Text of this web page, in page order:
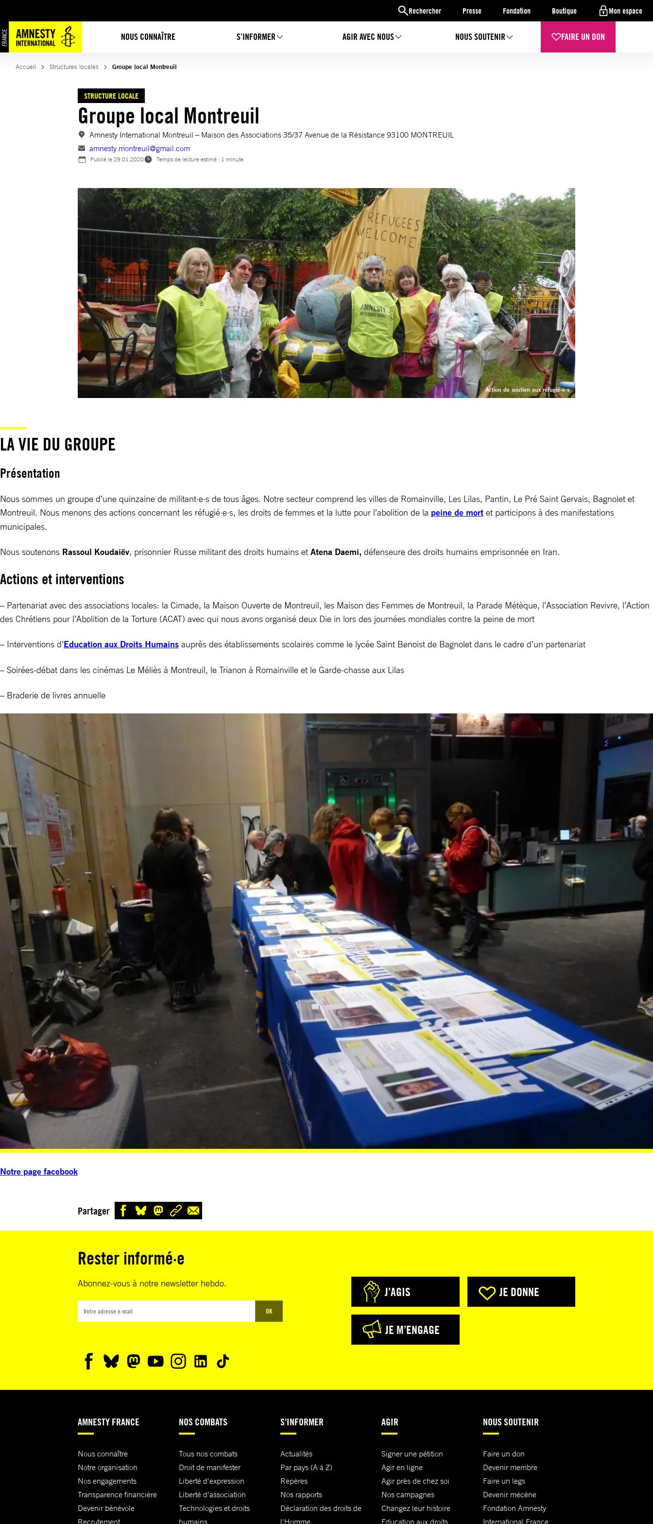
Rechercher Presse Fondation Boutique Mon espace
NOUS CONNAÎTRE S’INFORMER AGIR AVEC NOUS NOUS SOUTENIR FAIRE UN DON
au
contenu
Accueil Structures locales Groupe local Montreuil
STRUCTURE LOCALE
Groupe local Montreuil
Amnesty International Montreuil – Maison des Associations 35/37 Avenue de la Résistance 93100 MONTREUIL
amnesty.montreuil@gmail.com
Publié le29.01.2020 Temps de lecture estimé : 1 minute
Action de soutien aux réfugié·e·s
LA VIE DU GROUPE
Présentation
Nous sommes un groupe d’une quinzaine de militant·e·s de tous âges. Notre secteur comprend les villes de Romainville, Les Lilas, Pantin, Le Pré Saint Gervais, Bagnolet et
Montreuil. Nous menons des actions concernant les réfugié·e·s, les droits de femmes et la lutte pour l’abolition de la peine de mort et participons à des manifestations
municipales.
Nous soutenons Rassoul Koudaiëv, prisonnier Russe militant des droits humains et Atena Daemi, défenseure des droits humains emprisonnée en Iran.
Actions et interventions
– Partenariat avec des associations locales: la Cimade, la Maison Ouverte de Montreuil, les Maison des Femmes de Montreuil, la Parade Métèque, l’Association Revivre, l’Action
des Chrétiens pour l’Abolition de la Torture (ACAT) avec qui nous avons organisé deux Die in lors des journées mondiales contre la peine de mort
– Interventions d’Education aux Droits Humains auprès des établissements scolaires comme le lycée Saint Benoist de Bagnolet dans le cadre d’un partenariat
– Soirées-débat dans les cinémas Le Méliès à Montreuil, le Trianon à Romainville et le Garde-chasse aux Lilas
– Braderie de livres annuelle
Notre page facebook
Partager
Rester informé·e
Abonnez-vous à notre newsletter hebdo.
OK
J’AGIS JE DONNE
JE M’ENGAGE
AMNESTY FRANCE
Nous connaître
Notre organisation
Nos engagements
Transparence financière
Devenir bénévole
Recrutement
NOS COMBATS
Tous nos combats
Droit de manifester
Liberté d'expression
Liberté d'association
Technologies et droits
humains
S'INFORMER
Actualités
Par pays (A à Z)
Repères
Nos rapports
Déclaration des droits de
l'Homme
AGIR
Signer une pétition
Agir en ligne
Agir près de chez soi
Nos campagnes
Changez leur histoire
Education aux droits
NOUS SOUTENIR
Faire un don
Devenir membre
Faire un legs
Devenir mécène
Fondation Amnesty
International France